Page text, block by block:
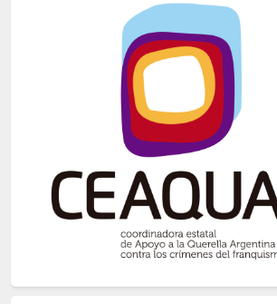
Crímenes del franquismo
(721)
(699)
(607)
neofranquismo
(567)
Justicia Universal
Derechos Humanos
(522)
Nacionalcatolicismo
(514)